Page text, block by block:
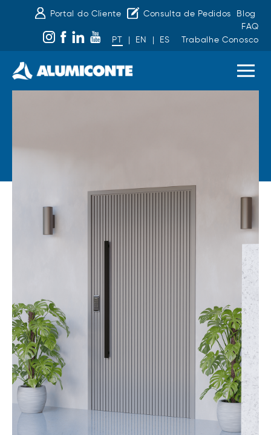
Portal do Cliente Consulta de Pedidos
Blog
FAQ
PT
| EN | ES Trabalhe Conosco